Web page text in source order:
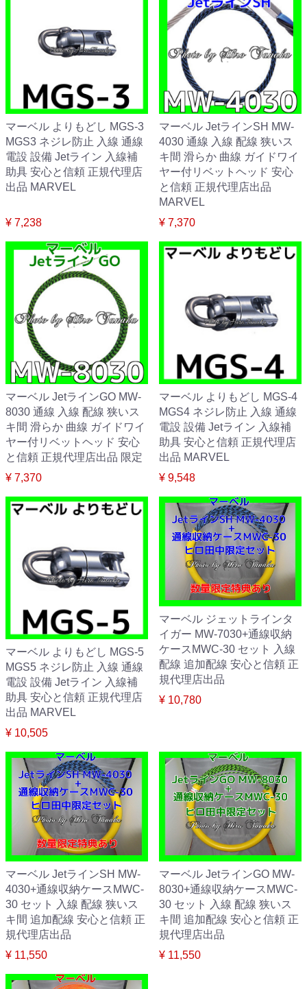
マーベル よりもどし MGS-3
MGS3 ネジレ防止 入線 通線
電設 設備 Jetライン 入線補
助具 安心と信頼 正規代理店
出品 MARVEL
¥ 7,238
マーベル JetラインSH MW-
4030 通線 入線 配線 狭いス
キ間 滑らか 曲線 ガイドワイ
ヤー付リベットヘッド 安心
と信頼 正規代理店出品
MARVEL
¥ 7,370
マーベル JetラインGO MW-
8030 通線 入線 配線 狭いス
キ間 滑らか 曲線 ガイドワイ
ヤー付リベットヘッド 安心
と信頼 正規代理店出品 限定
¥ 7,370
マーベル よりもどし MGS-4
MGS4 ネジレ防止 入線 通線
電設 設備 Jetライン 入線補
助具 安心と信頼 正規代理店
出品 MARVEL
¥ 9,548
マーベル よりもどし MGS-5
MGS5 ネジレ防止 入線 通線
電設 設備 Jetライン 入線補
助具 安心と信頼 正規代理店
出品 MARVEL
¥ 10,505
マーベル ジェットラインタ
イガー MW-7030+通線収納
ケースMWC-30 セット 入線
配線 追加配線 安心と信頼 正
規代理店出品
¥ 10,780
マーベル JetラインSH MW-
4030+通線収納ケースMWC-
30 セット 入線 配線 狭いス
キ間 追加配線 安心と信頼 正
規代理店出品
¥ 11,550
マーベル JetラインGO MW-
8030+通線収納ケースMWC-
30 セット 入線 配線 狭いス
キ間 追加配線 安心と信頼 正
規代理店出品
¥ 11,550